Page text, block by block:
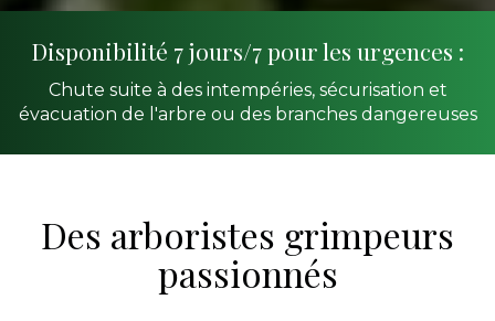
Disponibilité 7 jours/7 pour les urgences :
Chute suite à des intempéries, sécurisation et
évacuation de l'arbre ou des branches dangereuses
Des arboristes grimpeurs
passionnés